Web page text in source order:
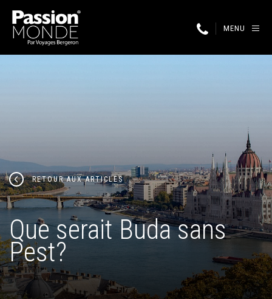
MENU
RETOUR AUX ARTICLES
Que serait Buda sans
Pest?